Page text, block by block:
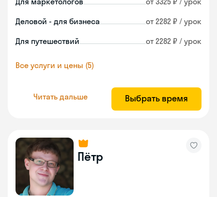
Деловой - для бизнеса от 2282 ₽ / урок
Для путешествий от 2282 ₽ / урок
Все услуги и цены (5)
Читать дальше Выбрать время
Пётр